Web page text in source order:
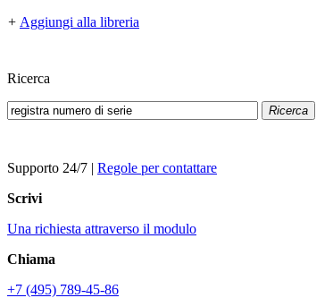
+ Aggiungi alla libreria
Ricerca
Ricerca
Supporto 24/7 | Regole per contattare
Scrivi
Una richiesta attraverso il modulo
Chiama
+7 (495) 789-45-86